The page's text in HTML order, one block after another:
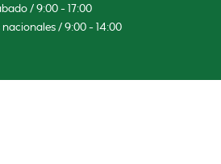
/ 9:00 – 17:00
nacionales / 9:00 – 14:00